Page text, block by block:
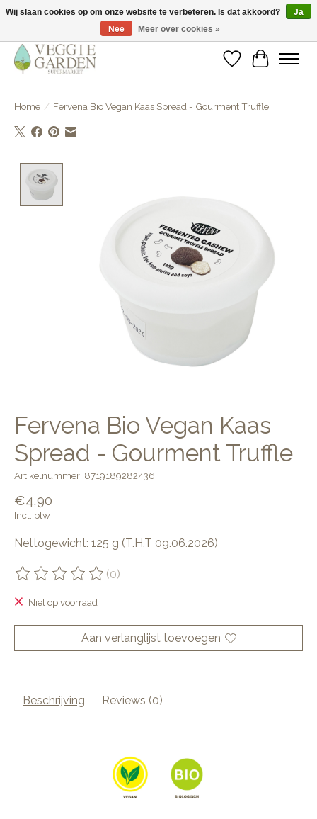
vegan & veggie products | free store pick-up
Verlanglijst
Home / Fervena Bio Vegan Kaas Spread - Gourment Truffle
Fervena Bio Vegan Kaas
Spread - Gourment Truffle
Artikelnummer: 8719189282436
€4,90
Incl. btw
Nettogewicht: 125 g (T.H.T 09.06.2026)
De beoordeling van dit product is
(0)
Niet op voorraad
Aan verlanglijst toevoegen
Beschrijving Reviews (0)
Wij slaan cookies op om onze website te verbeteren. Is dat akkoord?
Ja
Nee
Meer over cookies »